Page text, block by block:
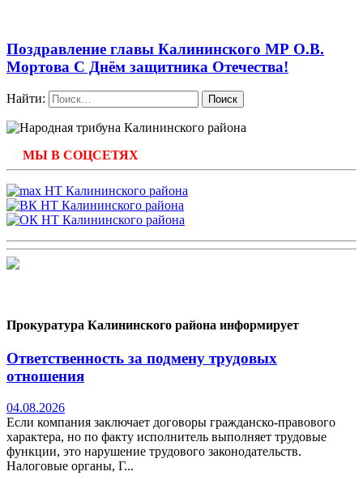
Поздравление главы Калининского МР О.В.
Мортова С Днём защитника Отечества!
Найти:
МЫ В СОЦСЕТЯХ
Прокуратура Калининского района информирует
Ответственность за подмену трудовых
отношения
04.08.2026
Если компания заключает договоры гражданско-правового
характера, но по факту исполнитель выполняет трудовые
функции, это нарушение трудового законодательств.
Налоговые органы, Г...